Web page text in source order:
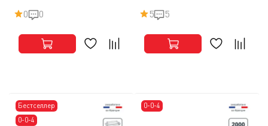
0 0 5 5
Бестселлер
0-0-4
0-0-4